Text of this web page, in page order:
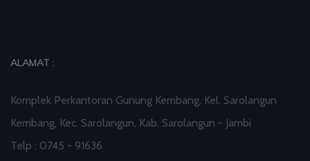
ALAMAT :
Komplek Perkantoran Gunung Kembang, Kel. Sarolangun
Kembang, Kec. Sarolangun, Kab. Sarolangun - Jambi
Telp : 0745 - 91636